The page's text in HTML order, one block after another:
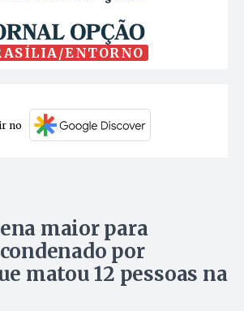
ENTORNO
no
maior para
por
matou 12 pessoas na